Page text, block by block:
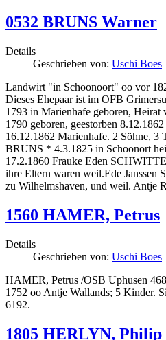
0532 BRUNS Warner
Details
Geschrieben von: Uschi Boes
Landwirt "in Schoonoort" oo vor
Dieses Ehepaar ist im OFB
1793 in Marienhafe geboren, Heirat
1790 geboren, geestorben
16.12.1862 Marienhafe. 2 Söhne, 3
BRUNS * 4.3.1825 in Schoonort
17.2.1860 Frauke Eden
ihre Eltern waren weil.Ede Janssen
zu Wilhelmshaven, und weil. Antje
1560 HAMER, Petrus
Details
Geschrieben von: Uschi Boes
HAMER, Petrus /OSB Uphusen
1752 oo Antje Wallands; 5 Kinder.
6192.
1805 HERLYN, Philip